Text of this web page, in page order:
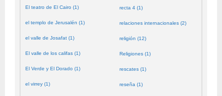
El teatro de El Cairo (1)
el templo de Jerusalén (1)
el valle de Josafat (1)
El valle de los califas (1)
El Verde y El Dorado (1)
el virrey (1)
recta 4 (1)
relaciones internacionales (2)
religión (12)
Religiones (1)
rescates (1)
reseña (1)